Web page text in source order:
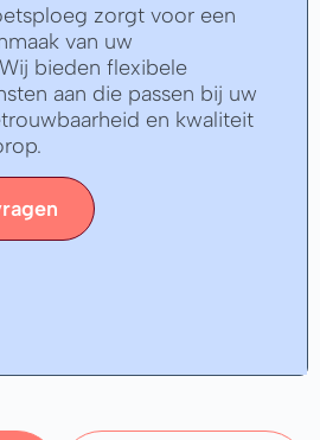
zorgt voor een
van uw
bieden flexibele
aan die passen bij uw
en kwaliteit